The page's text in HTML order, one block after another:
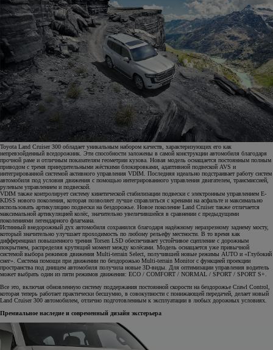
Toyota Land Cruiser 300 обладает уникальным набором качеств, характеризующих его как
непревзойденный вседорожник. Эти способности заложены в самой конструкции автомобиля благодаря
прочной раме и отличным показателям геометрии кузова. Новая модель оснащается постоянным полным
приводом с тремя принудительными жёсткими блокировками, адаптивной подвеской AVS и
интегрированной системой активного управления VDIM. Последняя идеально подстраивает работу систем
автомобиля под условия движения с помощью интегрированного управления двигателем, трансмиссией,
рулевым управлением и подвеской.
VDIM также контролирует систему кинетической стабилизации подвески с электронным управлением E-
KDSS нового поколения, которая позволяет лучше справляться с кренами на асфальте и максимально
использовать артикуляцию подвески на бездорожье. Новое поколение Land Cruiser также отличается
максимальной артикуляцией колёс, значительно увеличившейся в сравнении с предыдущими
поколениями легендарного флагмана.
Истинный внедорожный дух автомобиля сохранился благодаря надёжному неразрезному заднему мосту,
который значительно улучшает проходимость по любому рельефу местности. В то время как
дифференциал повышенного трения Torsen LSD обеспечивает устойчивое сцепление с дорожным
покрытием, распределяя крутящий момент между колёсами. Модель оснащается уже привычной
системой выбора режимов движения Multi-terrain Select, получившей новые режимы AUTO и «Глубокий
снег». Система помощи при движении по бездорожью Multi-terrain Monitor с функцией проекции
пространства под днищем автомобиля получила новые 3D-виды. Для оптимизации управления водитель
может выбрать один из пяти режимов движения: ECO / COMFORT / NORMAL / SPORT / SPORT S+.
Все это, включая обновленную систему поддержания постоянной скорости на бездорожье Crawl Control,
которая теперь работает практически бесшумно, в совокупности с понижающей передачей, делает новый
Land Cruiser 300 автомобилем, отлично подготовленным к эксплуатации в любых дорожных условиях.
Премиальное наследие и современный дизайн экстерьера